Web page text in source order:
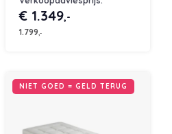
€ 1.349,-
1.799,-
NIET GOED = GELD TERUG